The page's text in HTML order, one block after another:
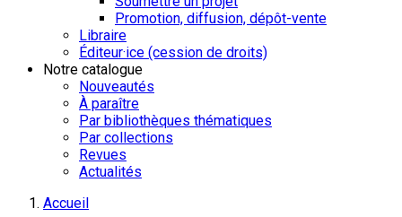
Promotion, diffusion, dépôt-vente
Libraire
Éditeur·ice (cession de droits)
Notre catalogue
Nouveautés
À paraître
Par bibliothèques thématiques
Par collections
Revues
Actualités
Accueil